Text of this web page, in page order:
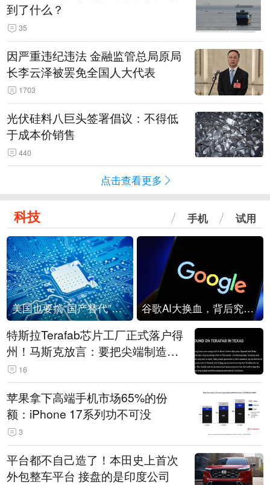
到了什么？
35
因严重违纪违法 金融监管总局原局
长李云泽被罢免全国人大代表
1703
光伏硅料八巨头签署倡议：不得低
于成本价销售
440
点击查看更多
科技 手机 试用
美国也要搞“国产替代”？先算清三笔账 谷歌AI大换血，背后究竟发生了什么？
特斯拉Terafab芯片工厂正式落户得
州！马斯克放言：要把尖端制造带
回美国
16
苹果拿下高端手机市场65%的份
额：iPhone 17系列功不可没
3
平台都不自己造了！本田史上首次
外包整车平台 接盘的是印度公司